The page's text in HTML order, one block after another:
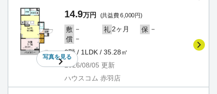
写真を見る
14.9万円 (共益費 6,000円)
敷 － 礼 2ヶ月 保 －
償 －
3階 / 1LDK / 35.28㎡
2026/08/05 更新
ハウスコム 赤羽店